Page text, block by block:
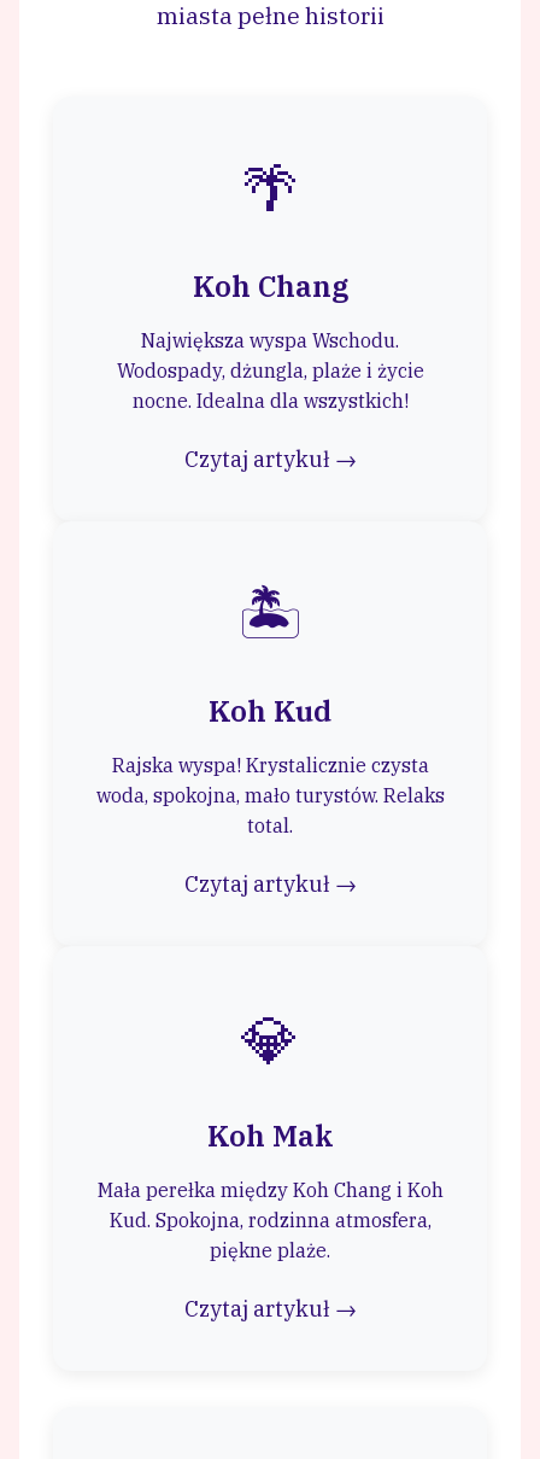
miasta pełne historii
🌴
Koh Chang
Największa wyspa Wschodu.
Wodospady, dżungla, plaże i życie
nocne. Idealna dla wszystkich!
Czytaj artykuł →
🏝️
Koh Kud
Rajska wyspa! Krystalicznie czysta
woda, spokojna, mało turystów. Relaks
total.
Czytaj artykuł →
💎
Koh Mak
Mała perełka między Koh Chang i Koh
Kud. Spokojna, rodzinna atmosfera,
piękne plaże.
Czytaj artykuł →